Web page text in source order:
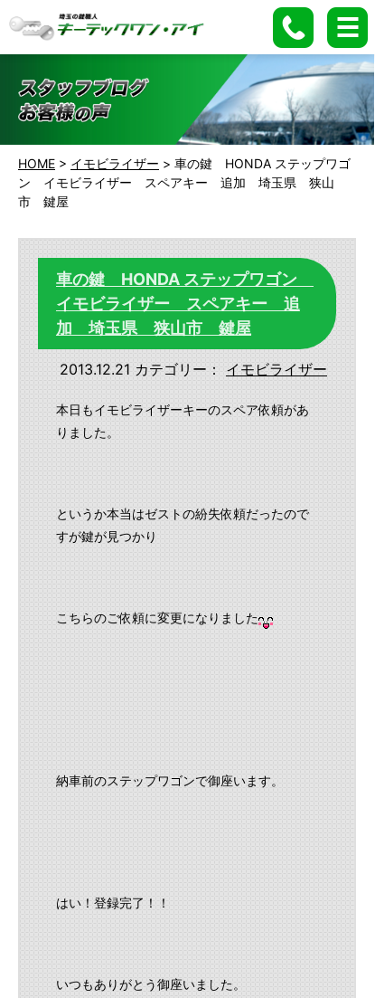
HOME > イモビライザー > 車の鍵 HONDA ステップワゴ
ン イモビライザー スペアキー 追加 埼玉県 狭山
市 鍵屋
車の鍵 HONDA ステップワゴン
イモビライザー スペアキー 追
加 埼玉県 狭山市 鍵屋
2013.12.21 カテゴリー： イモビライザー
本日もイモビライザーキーのスペア依頼があ
りました。
というか本当はゼストの紛失依頼だったので
すが鍵が見つかり
こちらのご依頼に変更になりました
納車前のステップワゴンで御座います。
はい！登録完了！！
いつもありがとう御座いました。